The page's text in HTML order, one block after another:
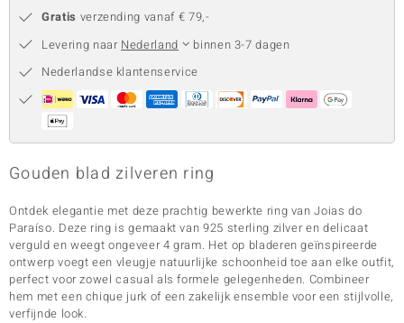
Gratis verzending vanaf € 79,-
Levering naar Nederland
binnen 3-7 dagen
Nederlandse klantenservice
Gouden blad zilveren ring
Ontdek elegantie met deze prachtig bewerkte ring van Joias do
Paraíso. Deze ring is gemaakt van 925 sterling zilver en delicaat
verguld en weegt ongeveer 4 gram. Het op bladeren geïnspireerde
ontwerp voegt een vleugje natuurlijke schoonheid toe aan elke outfit,
perfect voor zowel casual als formele gelegenheden. Combineer
hem met een chique jurk of een zakelijk ensemble voor een stijlvolle,
verfijnde look.